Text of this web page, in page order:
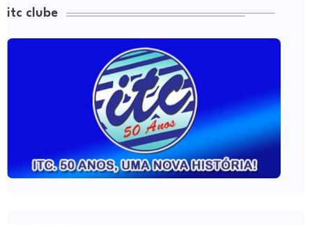
itc clube